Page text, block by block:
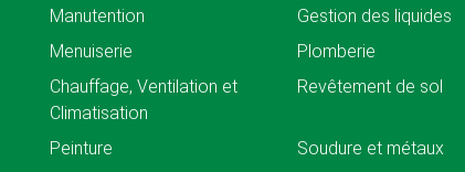
Manutention
Gestion des liquides
Menuiserie
Plomberie
Chauffage, Ventilation et
Climatisation
Revêtement de sol
Peinture
Soudure et métaux